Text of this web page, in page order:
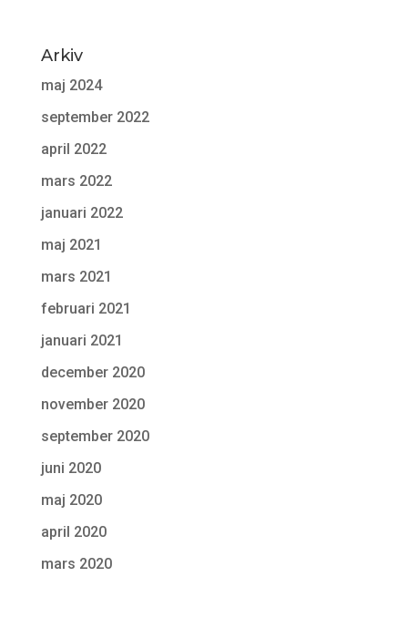
Arkiv
maj 2024
september 2022
april 2022
mars 2022
januari 2022
maj 2021
mars 2021
februari 2021
januari 2021
december 2020
november 2020
september 2020
juni 2020
maj 2020
april 2020
mars 2020